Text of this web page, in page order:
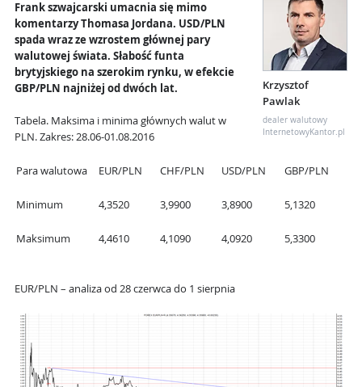
Krzysztof
Pawlak
dealer walutowy
InternetowyKantor.pl
Frank szwajcarski umacnia się mimo
komentarzy Thomasa Jordana. USD/PLN
spada wraz ze wzrostem głównej pary
walutowej świata. Słabość funta
brytyjskiego na szerokim rynku, w efekcie
GBP/PLN najniżej od dwóch lat.
Tabela. Maksima i minima głównych walut w
PLN. Zakres: 28.06-01.08.2016
Para walutowa EUR/PLN CHF/PLN USD/PLN GBP/PLN
Minimum 4,3520 3,9900 3,8900 5,1320
Maksimum 4,4610 4,1090 4,0920 5,3300
EUR/PLN – analiza od 28 czerwca do 1 sierpnia